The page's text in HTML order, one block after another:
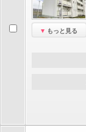
もっと見る